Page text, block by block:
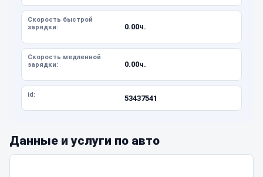
Скорость быстрой
зарядки:
0.00ч.
Скорость медленной
зарядки:
0.00ч.
id: 53437541
Данные и услуги по авто